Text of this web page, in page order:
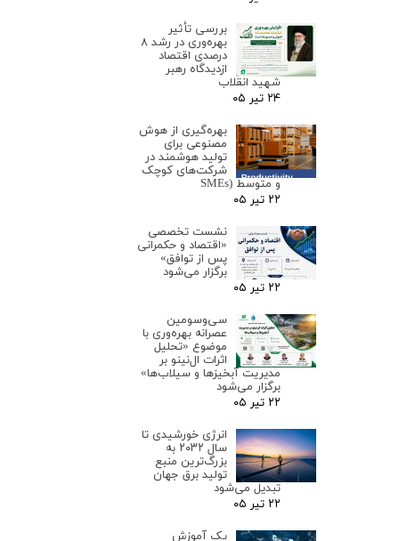
بررسی تأثیر
بهره‌وری در رشد ۸
درصدی اقتصاد
ازدیدگاه رهبر
شهید انقلاب
۲۴ تیر ۰۵
بهره‌گیری از هوش
مصنوعی برای
تولید هوشمند در
شرکت‌های کوچک
و متوسط (SMEs
۲۲ تیر ۰۵
نشست تخصصی
«اقتصاد و حکمرانی
پس از توافق»
برگزار می‌شود
۲۲ تیر ۰۵
سی‌وسومین
عصرانه بهره‌وری با
موضوع «تحلیل
اثرات ال‌نینو بر
مدیریت آبخیزها و سیلاب‌ها»
برگزار می‌شود
۲۲ تیر ۰۵
انرژی خورشیدی تا
سال ۲۰۳۲ به
بزرگ‌ترین منبع
تولید برق جهان
تبدیل می‌شود
۲۲ تیر ۰۵
یک آموزش